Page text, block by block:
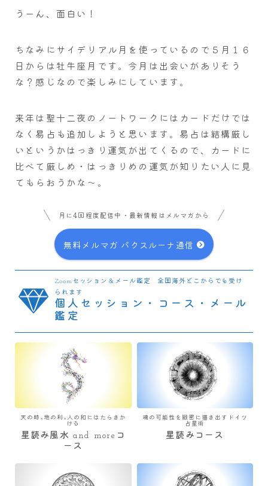
うーん、面白い！
ちなみにサイデリアル月を使っているので５月１６
日からは牡牛座月です。今月は出会いがありそう
な？感じなので楽しみにしています。
来年は聖十二夜のノートワークにはカードだけでは
なく易占も追加しようと思います。易占は結構厳し
いというかはっきり運気が出てくるので、カードに
比べて厳しめ・はっきりめの運気が知りたい人に見
てもらおうかな～。
月に4回程度配信中・最新情報はメルマガから
無料メルマガ パクスルーナ通信
Zoomセッション＆メール鑑定 全国海外どこからでも受け
られます
個人セッション・コース・メール
鑑定
天の時×地の利×人の和にはたらきか
ける
星読み風水 and moreコ
ース
魂の可能性を緻密に描き出すドイツ
占星術
星読みコース